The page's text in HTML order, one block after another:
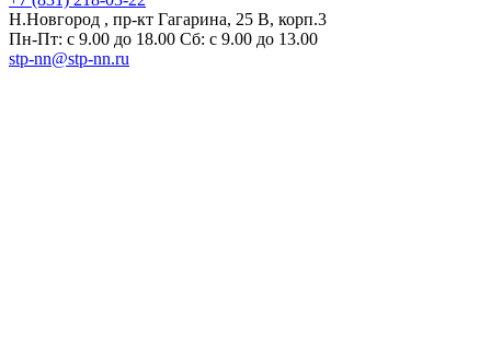
Н.Новгород , пр-кт Гагарина, 25 В, корп.3
Пн-Пт: с 9.00 до 18.00 Сб: с 9.00 до 13.00
stp-nn@stp-nn.ru